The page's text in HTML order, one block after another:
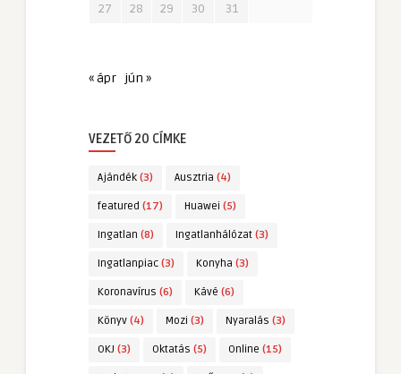
27
28 29 30 31
« ápr jún »
VEZETŐ 20 CÍMKE
Ajándék (3) Ausztria (4)
featured (17) Huawei (5)
Ingatlan (8) Ingatlanhálózat (3)
Ingatlanpiac (3) Konyha (3)
Koronavírus (6) Kávé (6)
Könyv (4) Mozi (3) Nyaralás (3)
OKJ (3) Oktatás (5) Online (15)